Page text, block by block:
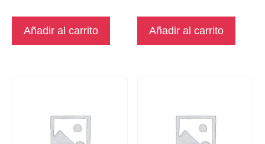
Añadir al carrito Añadir al carrito